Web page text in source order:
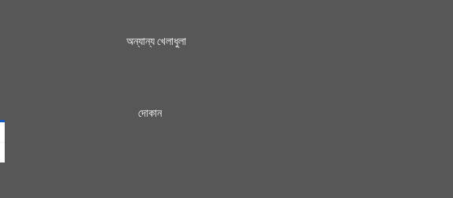
অন্যান্য খেলাধুলা
দোকান